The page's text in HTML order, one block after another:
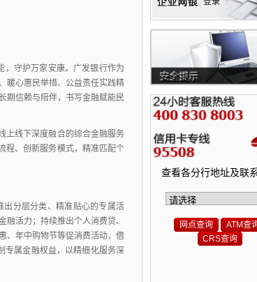
守护万家安康。 广发银行作为
暖心惠民举措、 公益责任实践精
期信赖与陪伴， 书写金融赋能民
上线下深度融合的综合金融服务
程、创新服务模式， 精准匹配个
出分层分类、精准贴心的专属活
融活力； 持续推出个人消费贷、
、 年中购物节等促消费活动，借
专属金融权益， 以精细化服务深
安全提示
查看各分行地址及联
网点查询
ATM查
CRS查询